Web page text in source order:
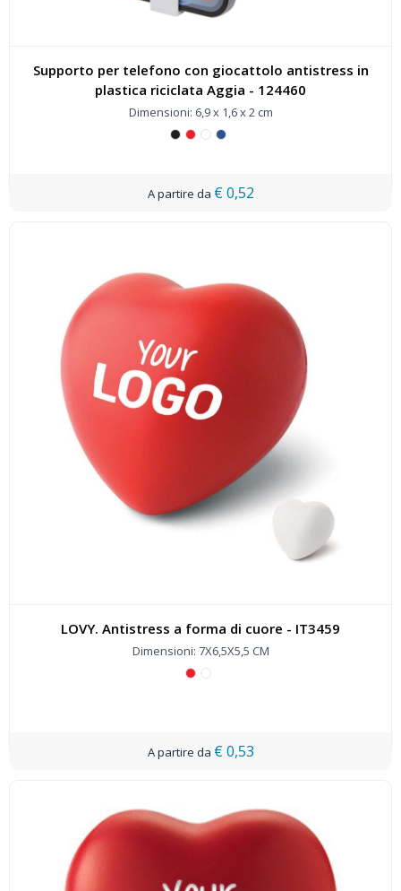
Supporto per telefono con giocattolo antistress in
plastica riciclata Aggia - 124460
Dimensioni: 6,9 x 1,6 x 2 cm
€ 0,52
LOVY. Antistress a forma di cuore - IT3459
Dimensioni: 7X6,5X5,5 CM
€ 0,53